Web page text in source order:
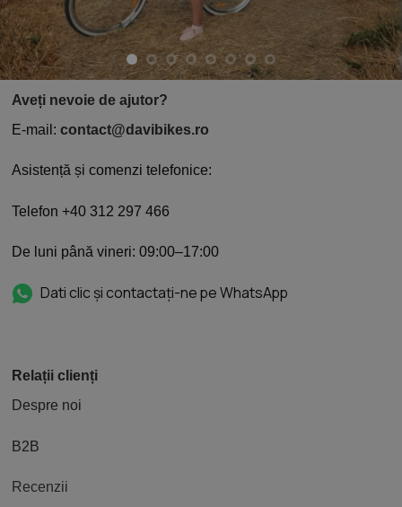
Aveți nevoie de ajutor?
E-mail: contact@davibikes.ro
Asistență și comenzi telefonice:
Telefon +40 312 297 466
De luni până vineri: 09:00–17:00
Dati clic și contactați-ne pe WhatsApp
Relații clienți
Despre noi
B2B
Recenzii